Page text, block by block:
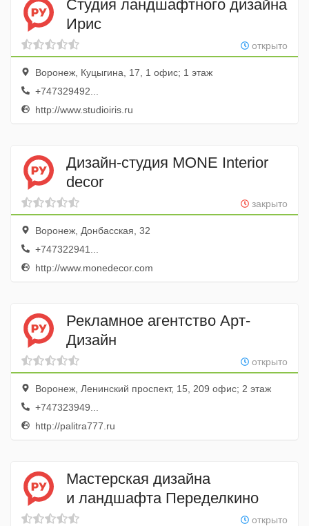
Студия ландшафтного дизайна
Ирис
открыто
Воронеж, Куцыгина, 17, 1 офис; 1 этаж
+747329492...
http://www.studioiris.ru
Дизайн-студия MONE Interior
decor
закрыто
Воронеж, Донбасская, 32
+747322941...
http://www.monedecor.com
Рекламное агентство Арт-
Дизайн
открыто
Воронеж, Ленинский проспект, 15, 209 офис; 2 этаж
+747323949...
http://palitra777.ru
Мастерская дизайна
и ландшафта Переделкино
открыто